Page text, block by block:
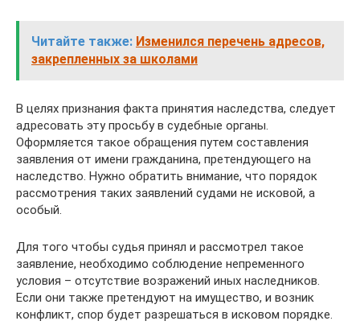
Читайте также: Изменился перечень адресов,
закрепленных за школами
В целях признания факта принятия наследства, следует
адресовать эту просьбу в судебные органы.
Оформляется такое обращения путем составления
заявления от имени гражданина, претендующего на
наследство. Нужно обратить внимание, что порядок
рассмотрения таких заявлений судами не исковой, а
особый.
Для того чтобы судья принял и рассмотрел такое
заявление, необходимо соблюдение непременного
условия – отсутствие возражений иных наследников.
Если они также претендуют на имущество, и возник
конфликт, спор будет разрешаться в исковом порядке.